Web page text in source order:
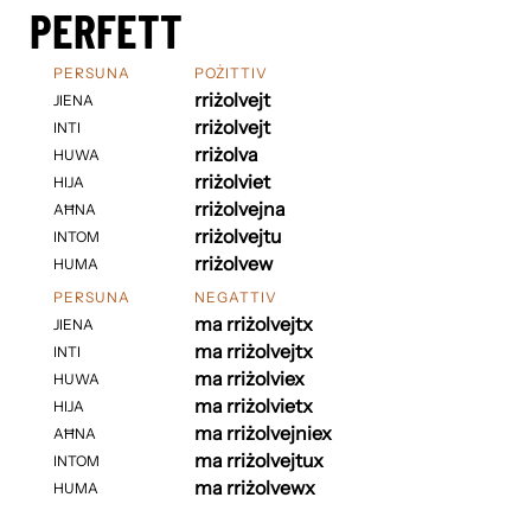
PERFETT
PERSUNA
JIENA
INTI
HUWA
HIJA
AĦNA
INTOM
HUMA
POŻITTIV
rriżolvejt
rriżolvejt
rriżolva
rriżolviet
rriżolvejna
rriżolvejtu
rriżolvew
PERSUNA
JIENA
INTI
HUWA
HIJA
AĦNA
INTOM
HUMA
NEGATTIV
ma rriżolvejtx
ma rriżolvejtx
ma rriżolviex
ma rriżolvietx
ma rriżolvejniex
ma rriżolvejtux
ma rriżolvewx